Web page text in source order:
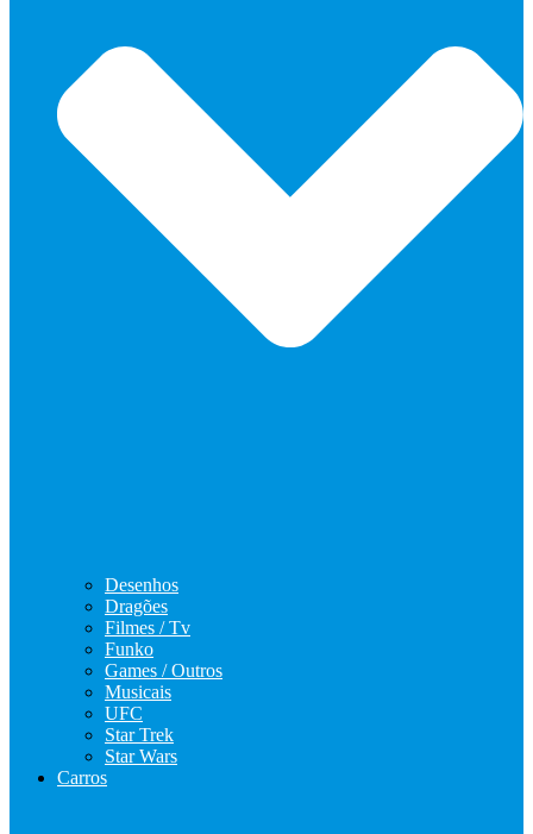
Desenhos
Dragões
Filmes / Tv
Funko
Games / Outros
Musicais
UFC
Star Trek
Star Wars
Carros